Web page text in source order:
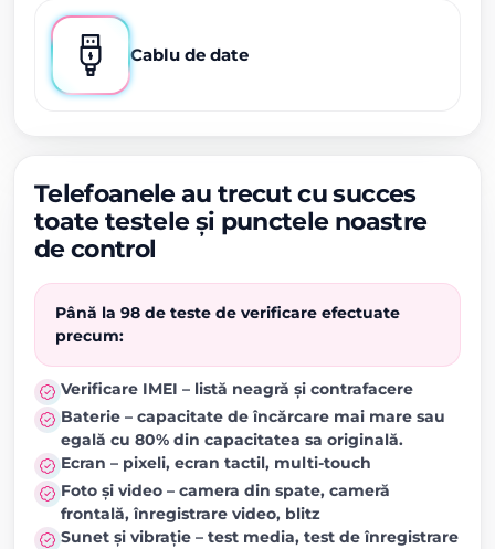
Cablu de date
Telefoanele au trecut cu succes
toate testele și punctele noastre
de control
Până la 98 de teste de verificare efectuate
precum:
Verificare IMEI – listă neagră și contrafacere
Baterie – capacitate de încărcare mai mare sau
egală cu 80% din capacitatea sa originală.
Ecran – pixeli, ecran tactil, multi-touch
Foto și video – camera din spate, cameră
frontală, înregistrare video, blitz
Sunet și vibrație – test media, test de înregistrare